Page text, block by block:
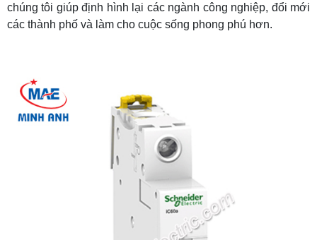
chúng tôi giúp định hình lại các ngành công nghiệp, đổi mới
các thành phố và làm cho cuộc sống phong phú hơn.